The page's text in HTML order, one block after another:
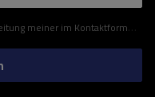
gemäß der Verordnung (EU) des Europäischen Parlaments und des Rates zu.